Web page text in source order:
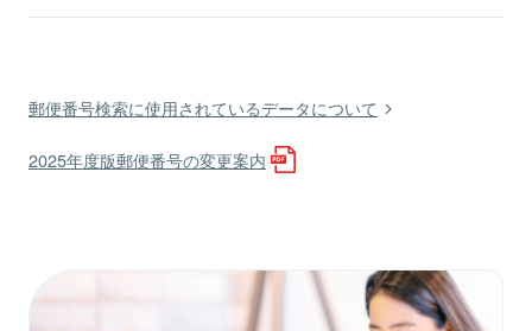
郵便番号検索に使用されているデータについて
2025年度版郵便番号の変更案内